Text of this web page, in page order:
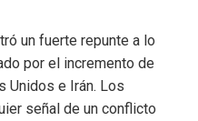
un fuerte repunte a lo
por el incremento de
Unidos e Irán. Los
señal de un conflicto